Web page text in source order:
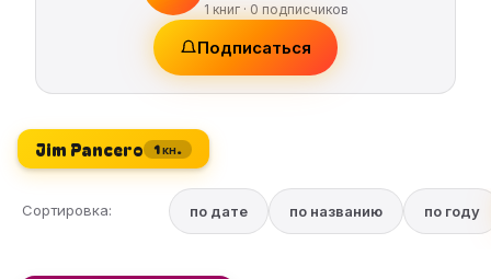
1 книг · 0 подписчиков
Подписаться
Jim Pancero 1 кн.
Сортировка: по дате по названию по году